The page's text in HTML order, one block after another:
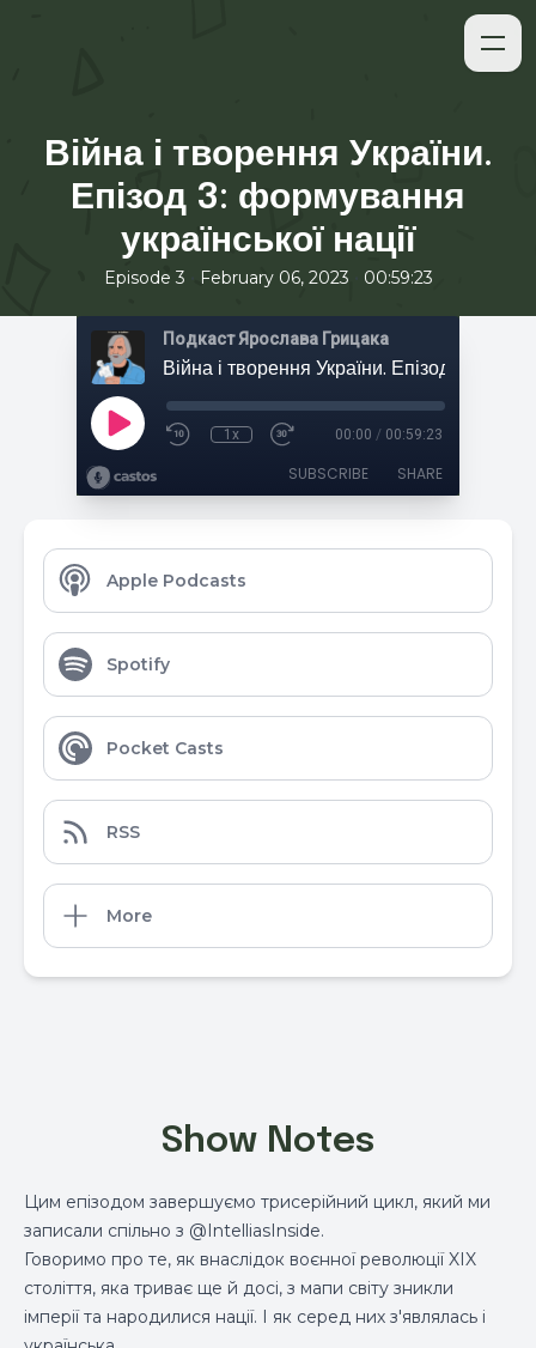
Війна і творення України.
Епізод 3: формування
української нації
Episode 3 February 06, 2023 00:59:23
Подкаст Ярослава Грицака
1x 00:00 / 00:59:23
SUBSCRIBE SHARE
Apple Podcasts
Spotify
Pocket Casts
RSS
More
Show Notes
Цим епізодом завершуємо трисерійний цикл, який ми
записали спільно з @IntelliasInside.
Говоримо про те, як внаслідок воєнної революції XIX
століття, яка триває ще й досі, з мапи світу зникли
імперії та народилися нації. І як серед них з'являлась і